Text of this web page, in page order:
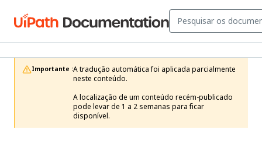
Importante :A tradução automática foi aplicada parcialmente
neste conteúdo.
A localização de um conteúdo recém-publicado
pode levar de 1 a 2 semanas para ficar
disponível.